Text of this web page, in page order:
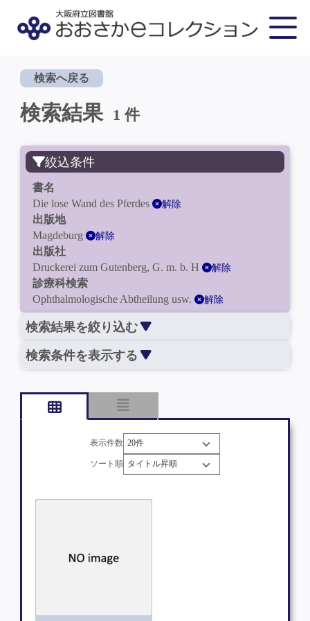
検索へ戻る
検索結果 1 件
絞込条件
書名
Die lose Wand des Pferdes
解除
出版地
Magdeburg
解除
出版社
Druckerei zum Gutenberg, G. m. b. H
解除
診療科検索
Ophthalmologische Abtheilung usw.
解除
検索結果を絞り込む
検索条件を表示する
表示件数
ソート順